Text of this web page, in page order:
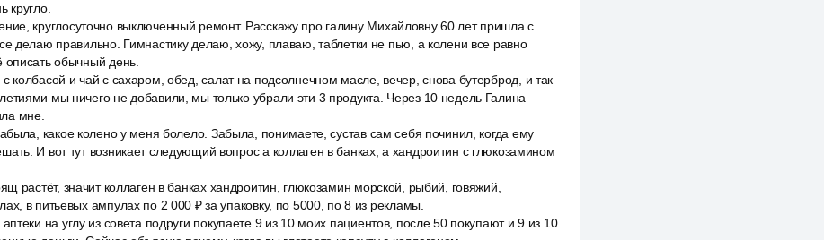
кругло.
круглосуточно выключенный ремонт. Расскажу про галину Михайловну 60 лет пришла с
делаю правильно. Гимнастику делаю, хожу, плаваю, таблетки не пью, а колени все равно
обычный день.
колбасой и чай с сахаром, обед, салат на подсолнечном масле, вечер, снова бутерброд, и так
мы ничего не добавили, мы только убрали эти 3 продукта. Через 10 недель Галина
мне.
какое колено у меня болело. Забыла, понимаете, сустав сам себя починил, когда ему
И вот тут возникает следующий вопрос а коллаген в банках, а хандроитин с глюкозамином
растёт, значит коллаген в банках хандроитин, глюкозамин морской, рыбий, говяжий,
в питьевых ампулах по 2 000 ₽ за упаковку, по 5000, по 8 из рекламы.
на углу из совета подруги покупаете 9 из 10 моих пациентов, после 50 покупают и 9 из 10